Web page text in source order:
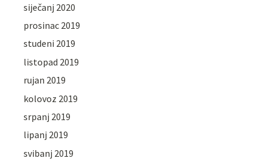
siječanj 2020
prosinac 2019
studeni 2019
listopad 2019
rujan 2019
kolovoz 2019
srpanj 2019
lipanj 2019
svibanj 2019